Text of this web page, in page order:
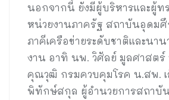
นอกจากนี้ ยังมีผู้บริหารและผู้
หน่วยงานภาครัฐ สถาบันอุดมศึ
ภาคีเครือข่ายระดับชาติและนาน
งาน อาทิ นพ. วิศัลย์ มูลศาสต
คุณวุฒิ กรมควบคุมโรค น.สพ.
พิทักษ์สกุล ผู้อำนวยการสถาบั